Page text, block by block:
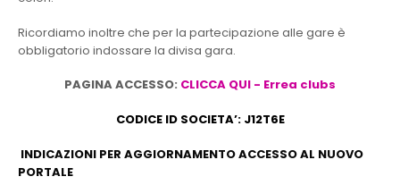
Ricordiamo inoltre che per la partecipazione alle gare è
obbligatorio indossare la divisa gara.
PAGINA ACCESSO: CLICCA QUI - Errea clubs
CODICE ID SOCIETA’: J12T6E
INDICAZIONI PER AGGIORNAMENTO ACCESSO AL NUOVO
PORTALE